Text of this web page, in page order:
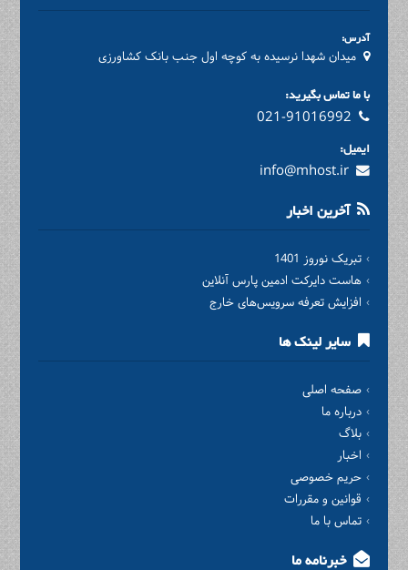
آدرس:
میدان شهدا نرسیده به کوچه اول جنب بانک کشاورزی
با ما تماس بگیرید:
021-91016992
ایمیل:
info@mhost.ir
آخرین اخبار
تبریک نوروز 1401
هاست دایرکت ادمین پارس آنلاین
افزایش تعرفه سرویس‌های خارج
سایر لینک ها
صفحه اصلی
درباره ما
بلاگ
اخبار
حریم خصوصی
قوانین و مقررات
تماس با ما
خبرنامه ما